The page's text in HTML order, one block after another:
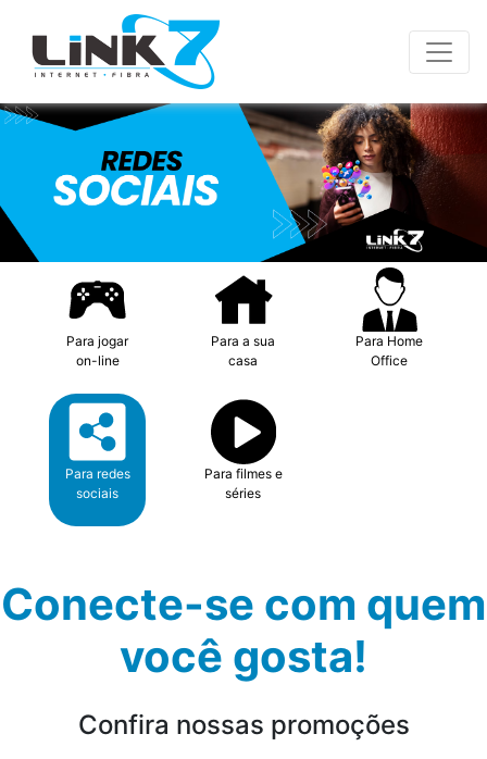
Para jogar
on-line
Para a sua
casa
Para Home
Office
Para redes
sociais
Para filmes e
séries
Conecte-se com quem
você gosta!
Confira nossas promoções